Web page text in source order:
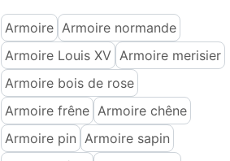
Armoire Armoire normande
Armoire Louis XV Armoire merisier
Armoire bois de rose
Armoire frêne Armoire chêne
Armoire pin Armoire sapin